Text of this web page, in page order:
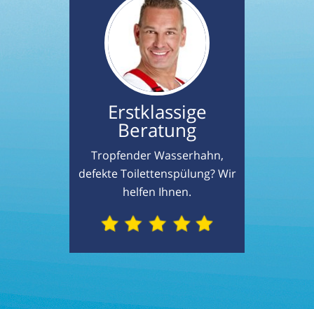
Erstklassige
Beratung
Tropfender Wasserhahn,
defekte Toilettenspülung? Wir
helfen Ihnen.